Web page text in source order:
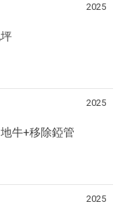
2025
2025
牛+移除錏管
2025